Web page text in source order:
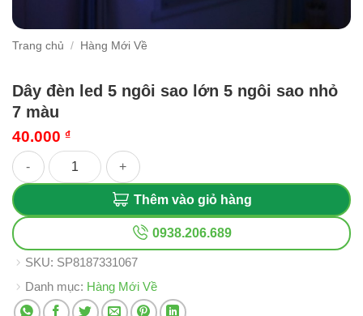
Trang chủ / Hàng Mới Về
Dây đèn led 5 ngôi sao lớn 5 ngôi sao nhỏ
7 màu
40.000 ₫
Dây đèn led 5 ngôi sao lớn 5 ngôi sao nhỏ 7 màu số lượng
Thêm vào giỏ hàng
0938.206.689
SKU: SP8187331067
Danh mục: Hàng Mới Về